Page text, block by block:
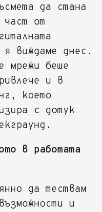
да стана
част от
я виждаме днес.
мрежи беше
и в
което
с дотук
в работата
да тествам
и